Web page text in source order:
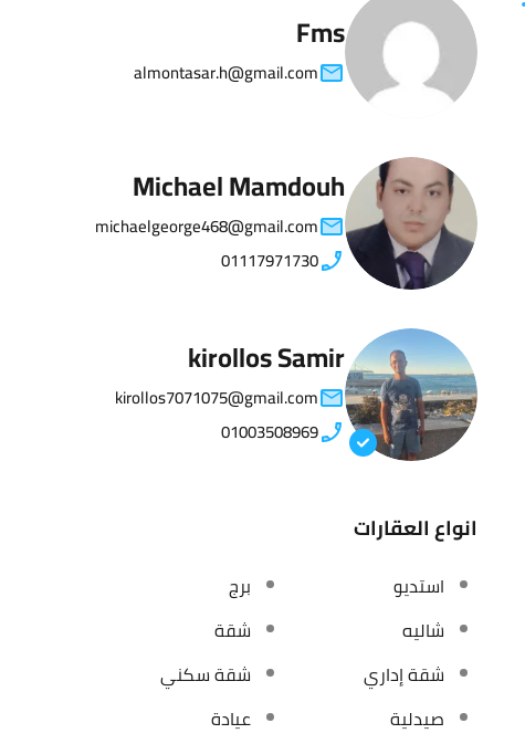
Fms
almontasar.h@gmail.com
Michael Mamdouh
michaelgeorge468@gmail.com
01117971730
kirollos Samir
kirollos7071075@gmail.com
01003508969
انواع العقارات
استديو
برج
شاليه
شقة
شقة إداري
شقة سكني
صيدلية
عيادة